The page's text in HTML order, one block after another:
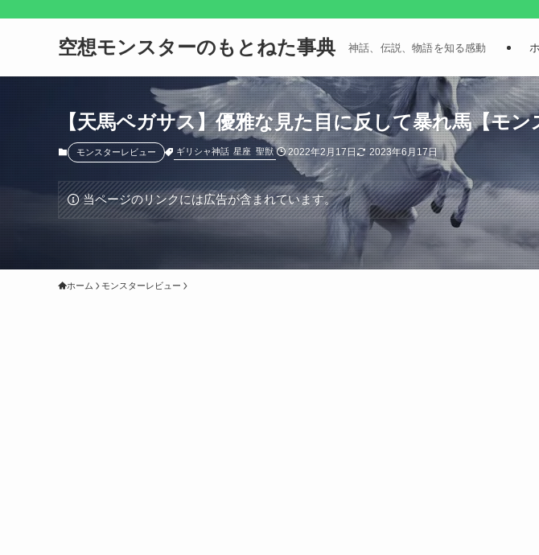
空想モンスターのもとねた事典 神話、伝説、物語を知る感動
【天馬ペガサス】優雅な見た目に反して暴れ馬【モ
モンスターレビュー ギリシャ神話 星座 聖獣 2022年2月17日 2023年6月17日
当ページのリンクには広告が含まれています。
ホーム モンスターレビュー